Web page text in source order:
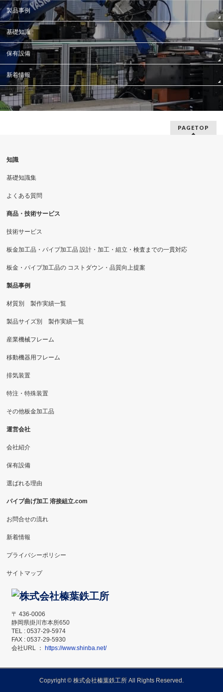
製品事例
基礎知識
保有設備
新着情報
PAGETOP
知識
基礎知識集
よくある質問
商品・技術サービス
技術サービス
板金加工品・パイプ加工品 設計・加工・組立・検査までの一貫対応
板金・パイプ加工品の コストダウン・品質向上提案
製品事例
材質別 製作実績一覧
製品サイズ別 製作実績一覧
産業機械フレーム
移動機器用フレーム
排気装置
特注・特殊装置
その他板金加工品
運営会社
会社紹介
保有設備
選ばれる理由
パイプ曲げ加工 溶接組立.com
お問合せの流れ
新着情報
プライバシーポリシー
サイトマップ
〒 436-0006
静岡県掛川市本所650
TEL : 0537-29-5974
FAX : 0537-29-5930
会社URL ：
https://www.shinba.net/
Copyright © 株式会社榛葉鉄工所All Rights Reserved.